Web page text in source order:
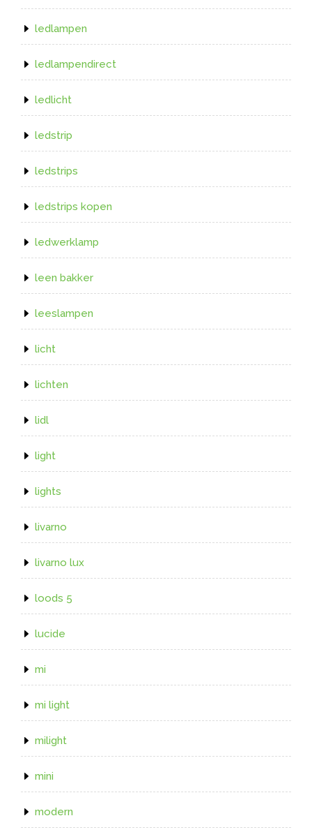
ledlampen
ledlampendirect
ledlicht
ledstrip
ledstrips
ledstrips kopen
ledwerklamp
leen bakker
leeslampen
licht
lichten
lidl
light
lights
livarno
livarno lux
loods 5
lucide
mi
mi light
milight
mini
modern